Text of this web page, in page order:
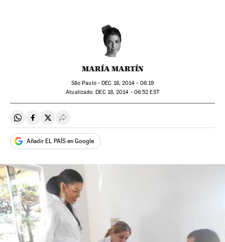
MARÍA MARTÍN
São Paulo -DEC 18, 2014 - 06:19
atualizado: DEC18, 2014 - 06:52 EST
Compartir en Whatsapp
Compartir en Facebook
Compartir en Twitter
Desplegar Redes Sociales
Añadir EL PAÍS en Google